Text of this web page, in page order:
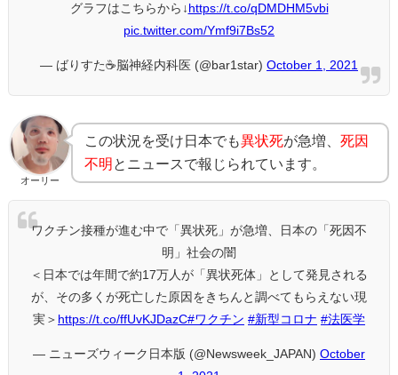
グラフはこちらから↓ https://t.co/qDMDHM5vbi
pic.twitter.com/Ymf9i7Bs52
— ばりすた☕️脳神経内科医 (@bar1star) October 1, 2021
オーリー
この状況を受け日本でも異状死が急増、 死因
不明 とニュースで報じられています。
ワクチン接種が進む中で「異状死」が急増、日本の「死因不
明」社会の闇
＜日本では年間で約17万人が「異状死体」として発見される
が、その多くが死亡した原因をきちんと調べてもらえない現
実＞ https://t.co/ffUvKJDazC#ワクチン #新型コロナ #法医学
— ニューズウィーク日本版 (@Newsweek_JAPAN) October